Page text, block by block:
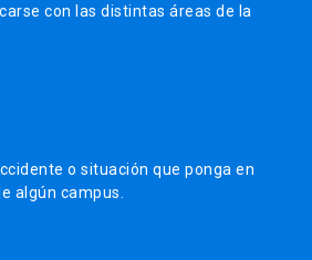
con las distintas áreas de la
o situación que ponga en
algún campus.